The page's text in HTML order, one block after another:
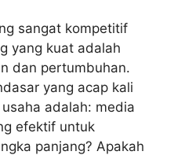
sangat kompetitif
yang kuat adalah
dan pertumbuhan.
yang acap kali
adalah: media
efektif untuk
panjang? Apakah